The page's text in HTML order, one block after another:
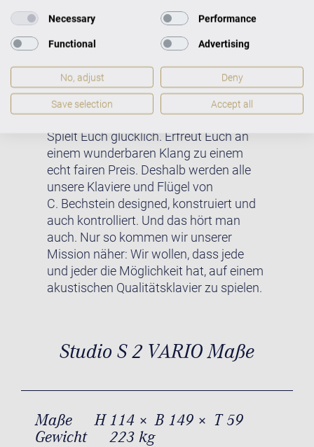
Zimmermann – das heißt in erster Linie:
Spielt Euch glücklich. Erfreut Euch an
einem wunderbaren Klang zu einem
echt fairen Preis. Deshalb werden alle
unsere Klaviere und Flügel von
C. Bechstein designed, konstruiert und
auch kontrolliert. Und das hört man
auch. Nur so kommen wir unserer
Mission näher: Wir wollen, dass jede
und jeder die Möglichkeit hat, auf einem
akustischen Qualitätsklavier zu spielen.
Studio S 2 VARIO Maße
Maße
H 114 × B 149 × T 59
Gewicht
223 kg
Necessary Performance
Functional Advertising
No, adjust Deny
Save selection Accept all